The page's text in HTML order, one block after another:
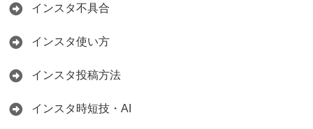
インスタ不具合
インスタ使い方
インスタ投稿方法
インスタ時短技・AI